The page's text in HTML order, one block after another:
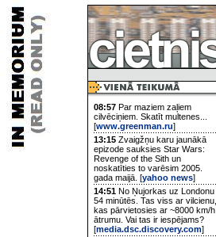
08:57 Par maziem zaļiem
cilvēciņiem. Skatīt multenes...
[www.greenman.ru]
13:15 Zvaigžņu karu jaunākā
epizode sauksies Star Wars:
Revenge of the Sith un
noskatīties to varēsim 2005.
gada maijā. [yahoo news]
14:51 No Ņujorkas uz Londonu
54 minūtēs. Tas viss ar vilcienu,
kas pārvietosies ar ~8000 km/h
ātrumu. Vai tas ir iespējams?
[media.dsc.discovery.com]